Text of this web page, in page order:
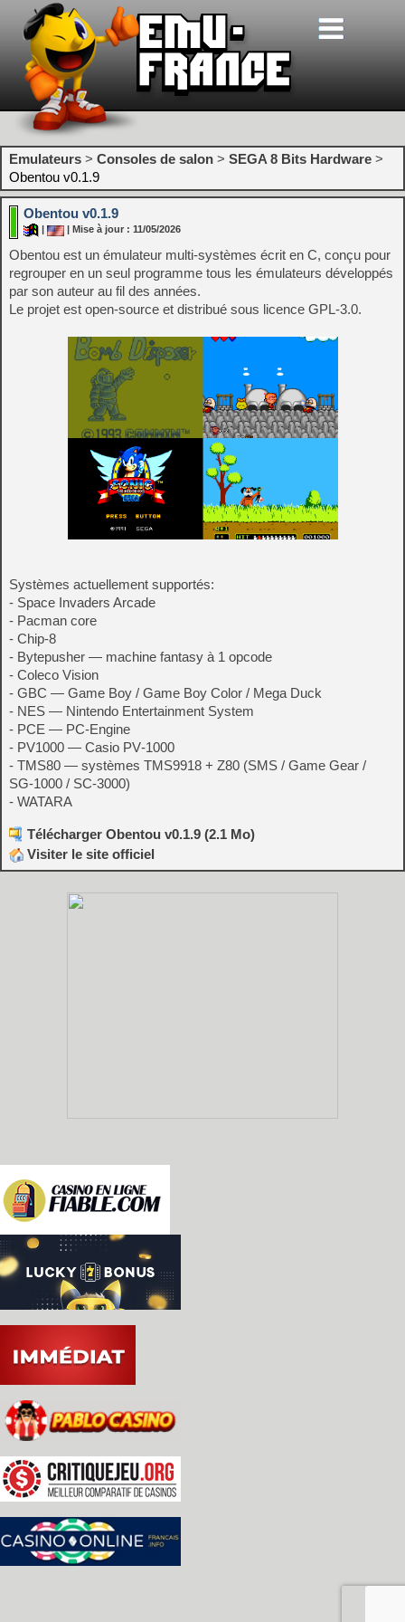
Emulateurs > Consoles de salon > SEGA 8 Bits Hardware >
Obentou v0.1.9
Obentou v0.1.9
| Mise à jour : 11/05/2026
Obentou est un émulateur multi‑systèmes écrit en C, conçu pour
regrouper en un seul programme tous les émulateurs développés
par son auteur au fil des années.
Le projet est open‑source et distribué sous licence GPL‑3.0.
Systèmes actuellement supportés:
- Space Invaders Arcade
- Pacman core
- Chip-8
- Bytepusher — machine fantasy à 1 opcode
- Coleco Vision
- GBC — Game Boy / Game Boy Color / Mega Duck
- NES — Nintendo Entertainment System
- PCE — PC‑Engine
- PV1000 — Casio PV‑1000
- TMS80 — systèmes TMS9918 + Z80 (SMS / Game Gear /
SG‑1000 / SC‑3000)
- WATARA
Télécharger Obentou v0.1.9 (2.1 Mo)
Visiter le site officiel